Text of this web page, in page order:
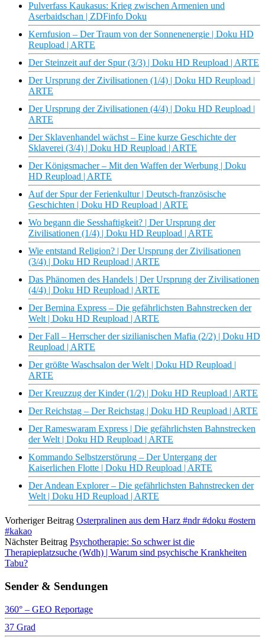
Pulverfass Kaukasus: Krieg zwischen Armenien und
Aserbaidschan | ZDFinfo Doku
Kernfusion – Der Traum von der Sonnenenergie | Doku HD
Reupload | ARTE
Der Steinzeit auf der Spur (3/3) | Doku HD Reupload | ARTE
Der Ursprung der Zivilisationen (1/4) | Doku HD Reupload |
ARTE
Der Ursprung der Zivilisationen (4/4) | Doku HD Reupload |
ARTE
Der Sklavenhandel wächst – Eine kurze Geschichte der
Sklaverei (3/4) | Doku HD Reupload | ARTE
Der Königsmacher – Mit den Waffen der Werbung | Doku
HD Reupload | ARTE
Auf der Spur der Ferienkultur | Deutsch-französische
Geschichten | Doku HD Reupload | ARTE
Wo begann die Sesshaftigkeit? | Der Ursprung der
Zivilisationen (1/4) | Doku HD Reupload | ARTE
Wie entstand Religion? | Der Ursprung der Zivilisationen
(3/4) | Doku HD Reupload | ARTE
Das Phänomen des Handels | Der Ursprung der Zivilisationen
(4/4) | Doku HD Reupload | ARTE
Der Bernina Express – Die gefährlichsten Bahnstrecken der
Welt | Doku HD Reupload | ARTE
Der Fall – Herrscher der sizilianischen Mafia (2/2) | Doku HD
Reupload | ARTE
Der größte Waschsalon der Welt | Doku HD Reupload |
ARTE
Der Kreuzzug der Kinder (1/2) | Doku HD Reupload | ARTE
Der Reichstag – Der Reichstag | Doku HD Reupload | ARTE
Der Rameswaram Express | Die gefährlichsten Bahnstrecken
der Welt | Doku HD Reupload | ARTE
Kommando Selbstzerstörung – Der Untergang der
Kaiserlichen Flotte | Doku HD Reupload | ARTE
Der Andean Explorer – Die gefährlichsten Bahnstrecken der
Welt | Doku HD Reupload | ARTE
Vorheriger Beitrag Osterpralinen aus dem Harz #ndr #doku #ostern
#kakao
Nächster Beitrag Psychotherapie: So schwer ist die
Therapieplatzsuche (Wdh) | Warum sind psychische Krankheiten
Tabu?
Sender & Sendungen
360° – GEO Reportage
37 Grad